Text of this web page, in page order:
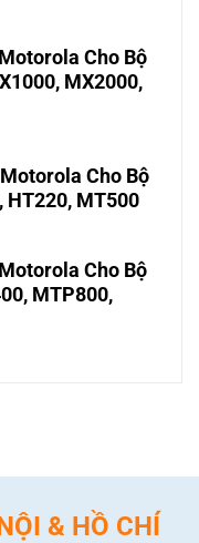
Cho Bộ
MX2000,
Cho Bộ
HT220, MT500
Cho Bộ
MTP800,
& HỒ CHÍ